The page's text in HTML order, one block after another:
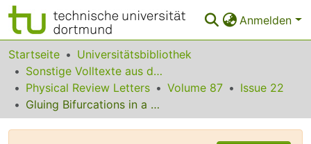
Anmelden
Bereiche & Sammlungen
Das gesamte Repositorium
Statistiken
Startseite
Universitätsbibliothek
Sonstige Volltexte aus dem Bibliotheksangebot
Physical Review Letters
Volume 87
Issue 22
Gluing Bifurcations in a Dynamically Complicated Extended Flow